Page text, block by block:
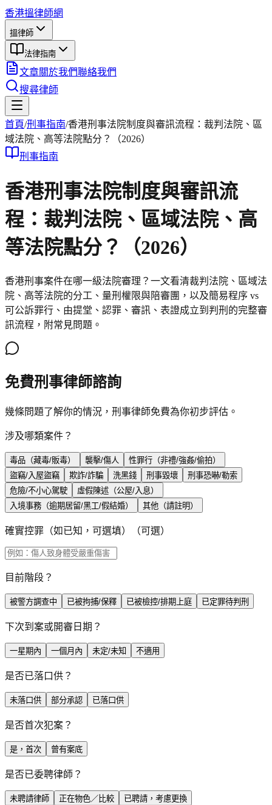
香港搵律師網
搵律師
法律指南
文章關於我們聯絡我們
搜尋律師
首頁/刑事指南/香港刑事法院制度與審訊流程：裁判法院、區
域法院、高等法院點分？（2026）
刑事指南
香港刑事法院制度與審訊流
程：裁判法院、區域法院、高
等法院點分？（2026）
香港刑事案件在哪一級法院審理？一文看清裁判法院、區域法
院、高等法院的分工、量刑權限與陪審團，以及簡易程序 vs
可公訴罪行、由提堂、認罪、審訊、表證成立到判刑的完整審
訊流程，附常見問題。
免費刑事律師諮詢
幾條問題了解你的情況，刑事律師免費為你初步評估。
涉及哪類案件？
毒品（藏毒/販毒） 襲擊/傷人
性罪行（非禮/強姦/偷拍）
盜竊/入屋盜竊
欺詐/詐騙 洗黑錢 刑事毀壞
刑事恐嚇/勒索
危險/不小心駕駛
虛假陳述（公屋/入息）
入境事務（逾期居留/黑工/假結婚）
其他（請註明）
確實控罪（如已知，可選填） （可選）
目前階段？
被警方調查中 已被拘捕/保釋 已被檢控/排期上庭 已定罪待判刑
下次到案或開審日期？
一星期內 一個月內 未定/未知 不適用
是否已落口供？
未落口供 部分承認 已落口供
是否首次犯案？
是，首次 曾有案底
是否已委聘律師？
未聘請律師 正在物色／比較 已聘請，考慮更換